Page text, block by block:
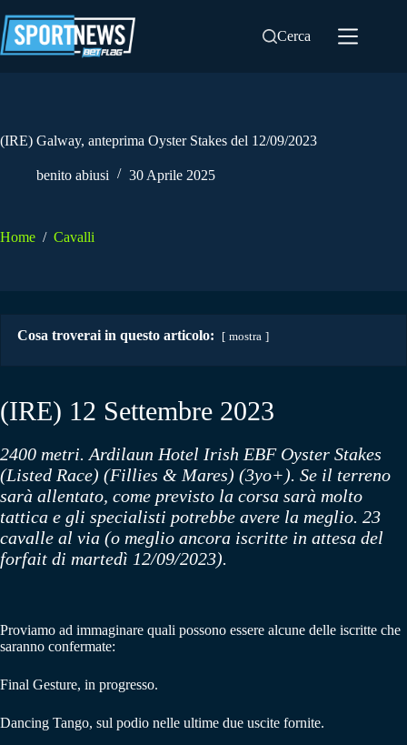
al
contenuto
Cerca
(IRE) Galway, anteprima Oyster Stakes del 12/09/2023
benito abiusi 30 Aprile 2025
Home / Cavalli
Cosa troverai in questo articolo: mostra
(IRE) 12 Settembre 2023
2400 metri. Ardilaun Hotel Irish EBF Oyster Stakes
(Listed Race) (Fillies & Mares) (3yo+). Se il terreno
sarà allentato, come previsto la corsa sarà molto
tattica e gli specialisti potrebbe avere la meglio. 23
cavalle al via (o meglio ancora iscritte in attesa del
forfait di martedì 12/09/2023).
Proviamo ad immaginare quali possono essere alcune delle iscritte che
saranno confermate:
Final Gesture, in progresso.
Dancing Tango, sul podio nelle ultime due uscite fornite.